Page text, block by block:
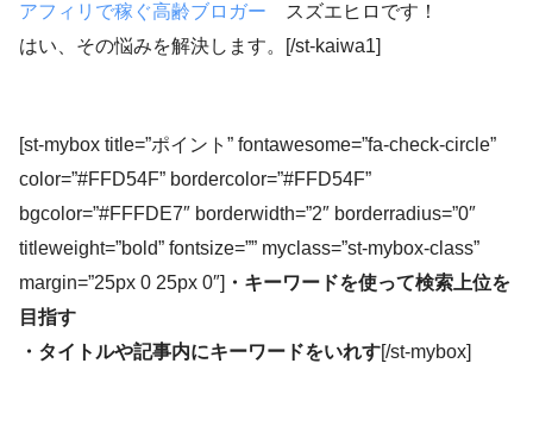
アフィリで稼ぐ高齢ブロガー スズエヒロです！
はい、その悩みを解決します。[/st-kaiwa1]
[st-mybox title=”ポイント” fontawesome=”fa-check-circle”
color=”#FFD54F” bordercolor=”#FFD54F”
bgcolor=”#FFFDE7″ borderwidth=”2″ borderradius=”0″
titleweight=”bold” fontsize=”” myclass=”st-mybox-class”
margin=”25px 0 25px 0″] ・キーワードを使って検索上位を
目指す
・タイトルや記事内にキーワードをいれす[/st-mybox]